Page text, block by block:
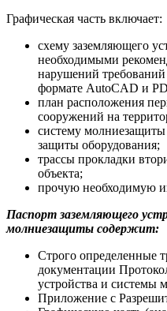
Графическая часть включает:
схему заземляющего
необходимыми
нарушений
формате AutoCAD и
план расположения
сооружений на
систему
защиты оборудования;
трассы прокладки
объекта;
прочую необходимую
Паспорт заземляющего
молниезащиты содержит:
Строго определенные
документации
устройства и системы
Приложение с